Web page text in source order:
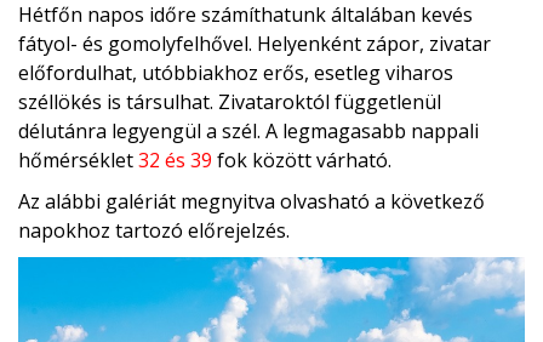
Hétfőn napos időre számíthatunk általában kevés
fátyol- és gomolyfelhővel. Helyenként zápor, zivatar
előfordulhat, utóbbiakhoz erős, esetleg viharos
széllökés is társulhat. Zivataroktól függetlenül
délutánra legyengül a szél. A legmagasabb nappali
hőmérséklet32 és 39 fok között várható.
Az alábbi galériát megnyitva olvasható a következő
napokhoz tartozó előrejelzés.